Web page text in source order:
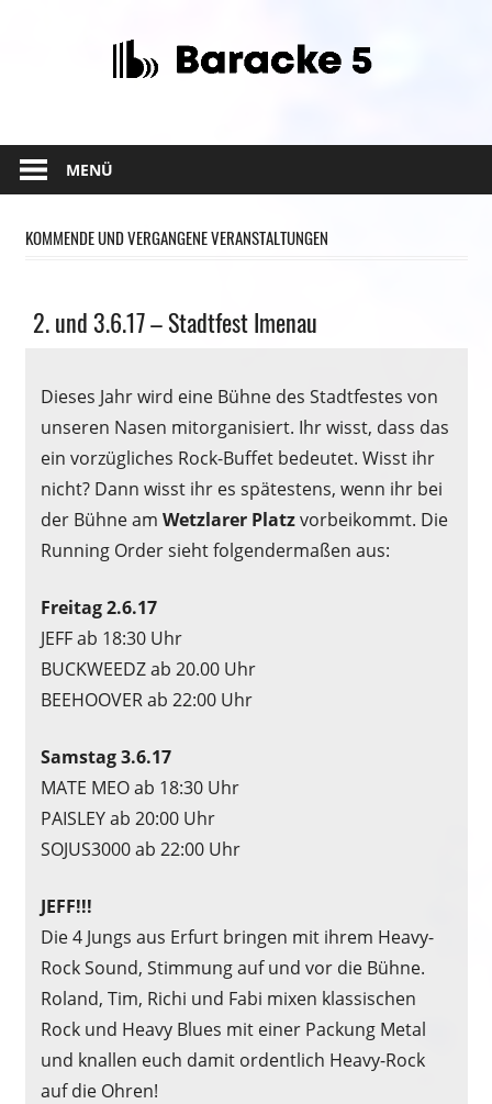
MENÜ
KOMMENDE UND VERGANGENE VERANSTALTUNGEN
Allgemein
2. und 3.6.17 – Stadtfest Imenau
Dieses Jahr wird eine Bühne des Stadtfestes von
unseren Nasen mitorganisiert. Ihr wisst, dass das
ein vorzügliches Rock-Buffet bedeutet. Wisst ihr
nicht? Dann wisst ihr es spätestens, wenn ihr bei
der Bühne am Wetzlarer Platzvorbeikommt. Die
Running Order sieht folgendermaßen aus:
Freitag 2.6.17
JEFF ab 18:30 Uhr
BUCKWEEDZ ab 20.00 Uhr
BEEHOOVER ab 22:00 Uhr
Samstag 3.6.17
MATE MEO ab 18:30 Uhr
PAISLEY ab 20:00 Uhr
SOJUS3000 ab 22:00 Uhr
JEFF!!!
Die 4 Jungs aus Erfurt bringen mit ihrem Heavy-
Rock Sound, Stimmung auf und vor die Bühne.
Roland, Tim, Richi und Fabi mixen klassischen
Rock und Heavy Blues mit einer Packung Metal
und knallen euch damit ordentlich Heavy-Rock
auf die Ohren!